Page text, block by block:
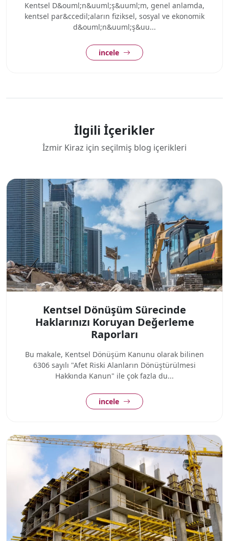
Kentsel D&ouml;n&uuml;ş&uuml;m, genel anlamda,
kentsel par&ccedil;aların fiziksel, sosyal ve ekonomik
d&ouml;n&uuml;ş&uu...
incele
İlgili İçerikler
İzmir Kiraz için seçilmiş blog içerikleri
Kentsel Dönüşüm Sürecinde
Haklarınızı Koruyan Değerleme
Raporları
Bu makale, Kentsel Dönüşüm Kanunu olarak bilinen
6306 sayılı "Afet Riski Alanların Dönüştürülmesi
Hakkında Kanun" ile çok fazla du...
incele